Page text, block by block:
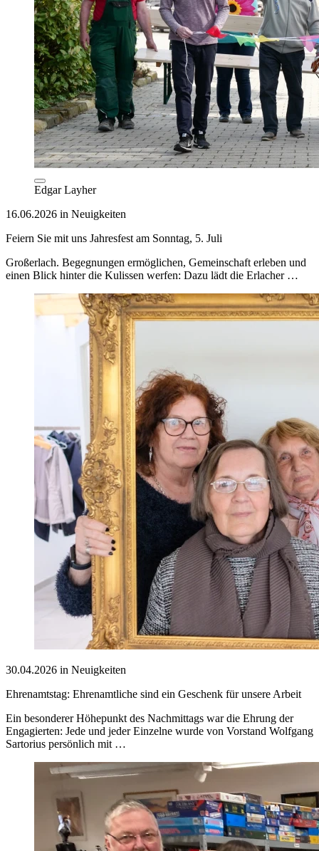
Edgar Layher
16.06.2026 in Neuigkeiten
Feiern Sie mit uns Jahresfest am Sonntag, 5. Juli
Großerlach. Begegnungen ermöglichen, Gemeinschaft erleben und
einen Blick hinter die Kulissen werfen: Dazu lädt die Erlacher …
30.04.2026 in Neuigkeiten
Ehrenamtstag: Ehrenamtliche sind ein Geschenk für unsere Arbeit
Ein besonderer Höhepunkt des Nachmittags war die Ehrung der
Engagierten: Jede und jeder Einzelne wurde von Vorstand Wolfgang
Sartorius persönlich mit …